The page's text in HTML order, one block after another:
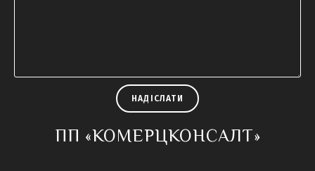
НАДІСЛАТИ
ПП «КОМЕРЦКОНСАЛТ»